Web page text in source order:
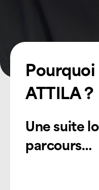
ATTILA ?
Une suite
parcours…